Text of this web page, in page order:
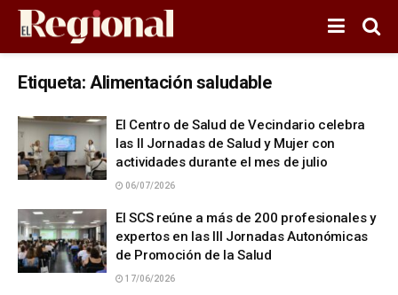
Etiqueta: Alimentación saludable
El Centro de Salud de Vecindario celebra
las II Jornadas de Salud y Mujer con
actividades durante el mes de julio
06/07/2026
El SCS reúne a más de 200 profesionales y
expertos en las III Jornadas Autonómicas
de Promoción de la Salud
17/06/2026